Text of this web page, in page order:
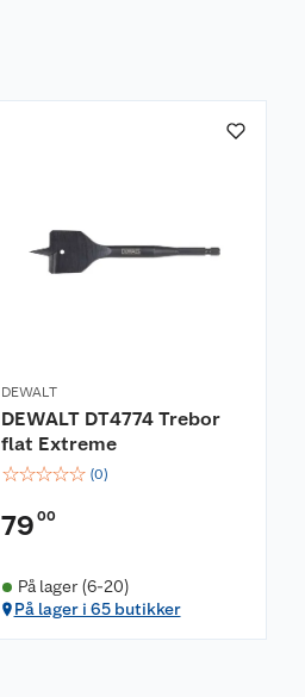
DEWALT
DEWALT DT4774 Trebor
flat Extreme
☆☆☆☆☆ (0)
79 00
På lager (6-20)
På lager i 65 butikker